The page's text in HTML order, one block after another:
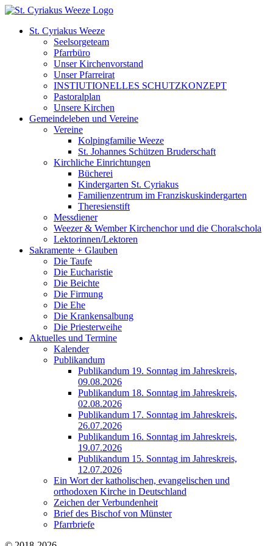
Zum
springenSt. Cyriakus Weeze
Seelsorgeteam
Pfarrbüro
Unser Kirchenvorstand
Unser Pfarreirat
INSTIUTIONELLES SCHUTZKONZEPT
Pastoralplan
Unsere Kirchen
Gemeindeleben und Vereine
Vereine
Kolpingfamilie Weeze
St. Johannes Schützen Bruderschaft
Kirchliche Einrichtungen
Bücherei
Kindergarten St. Cyriakus
Familienzentrum im Franziskuskindergarten
Theresienstift
Messdiener
Weezer & Wember Kirchenchor und die Choralschola
Lektorinnen/Lektoren
Sakramente + Glauben
Die Taufe
Die Eucharistie
Die Beichte
Die Firmung
Die Ehe
Die Krankensalbung
Die Priesterweihe
Aktuelles und Termine
Kalender
Publikandum
Publikandum 19. Sonntag im Jahreskreis,
09.08.2026
Publikandum 18. Sonntag im Jahreskreis,
02.08.2026
Publikandum 17. Sonntag im Jahreskreis,
26.07.2026
Publikandum 16. Sonntag im Jahreskreis,
19.07.2026
Publikandum 15. Sonntag im Jahreskreis,
12.07.2026
Ein Wort der katholischen, evangelischen und
orthodoxen Kirche in Deutschland
Zeichen der Verbundenheit
Brief des Bischof von Münster
Pfarrbriefe